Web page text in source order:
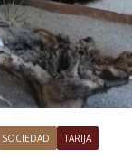
SOCIEDAD TARIJA